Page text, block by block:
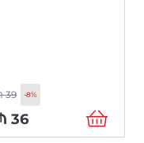
39 -8%
36